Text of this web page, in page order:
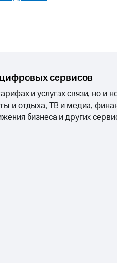
и колонки
Супер дешевле при
сервисов
и услугах связи, но и
и отдыха, ТВ и медиа,
бизнеса и других